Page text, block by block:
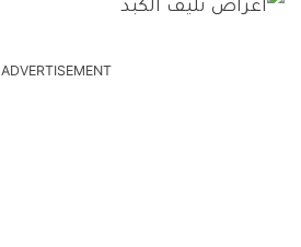
ADVERTISEMENT